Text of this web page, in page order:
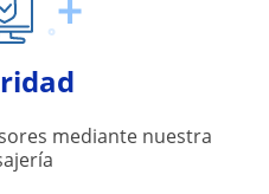
mediante nuestra